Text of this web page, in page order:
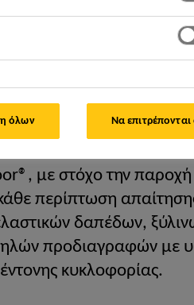
με στόχο την παροχή
περίπτωση
δαπέδων,
προδιαγραφών με
κυκλοφορίας.
όλων Να